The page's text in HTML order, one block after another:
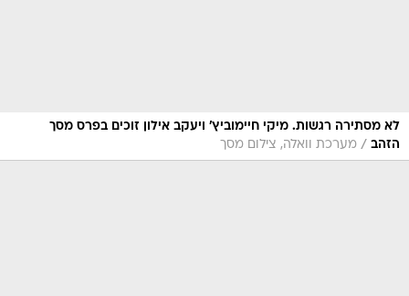
לא מסתירה רגשות. מיקי חיימוביץ' ויעקב אילון זוכים בפרס מסך
הזהב / מערכת וואלה, צילום מסך